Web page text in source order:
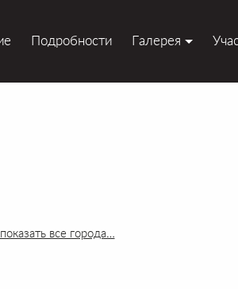
Подробности Галерея
показать все города…